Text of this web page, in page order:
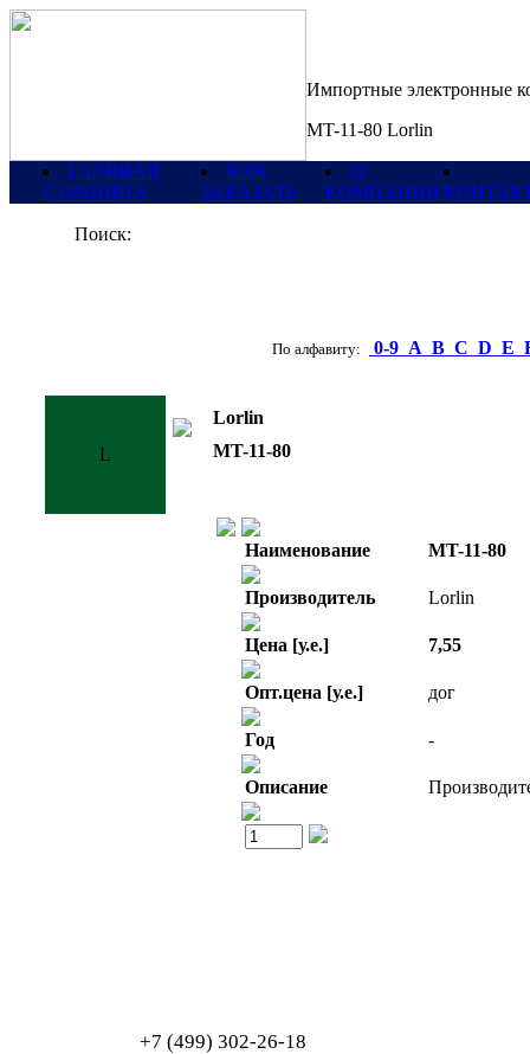
Импортные электронные
MT-11-80 Lorlin
ГЛАВНАЯ
СТРАНИЦА
КАК
ЗАКАЗАТЬ
О
КОМПАНИИ
Поиск:
По алфавиту: 0-9 A B C D E
L
Lorlin
MT-11-80
Наименование MT-11-80
Производитель Lorlin
Цена [у.е.] 7,55
Опт.цена [у.е.] дог
Год -
Описание
+7 (499) 302-26-18